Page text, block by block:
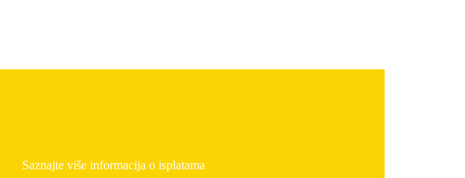
Saznajte više informacija o isplatama